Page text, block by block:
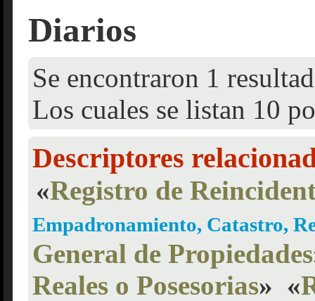
Diarios
Se encontraron 1
Los cuales se listan 10
Descriptores
«Registro de
Empadronamiento, Catastro,
General de Propiedades
Reales o Posesorias» «